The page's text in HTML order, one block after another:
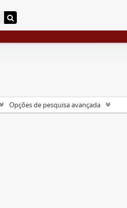
Opções de pesquisa avançada